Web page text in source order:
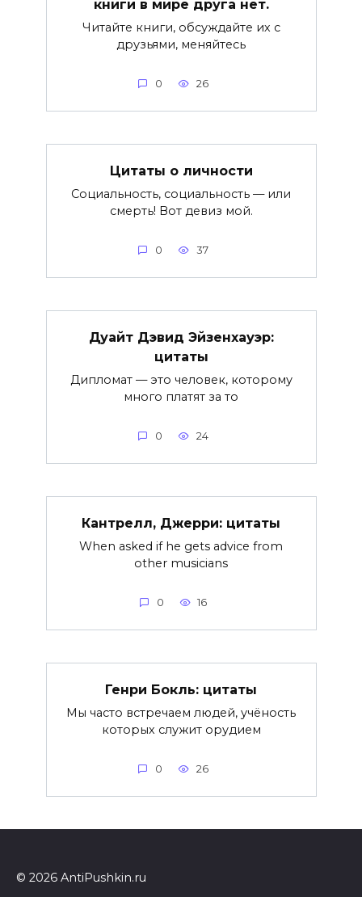
книги в мире друга нет.
Читайте книги, обсуждайте их с
друзьями, меняйтесь
0 26
Цитаты о личности
Социальность, социальность — или
смерть! Вот девиз мой.
0 37
Дуайт Дэвид Эйзенхауэр:
цитаты
Дипломат — это человек, которому
много платят за то
0 24
Кантрелл, Джерри: цитаты
When asked if he gets advice from
other musicians
0 16
Генри Бокль: цитаты
Мы часто встречаем людей, учёность
которых служит орудием
0 26
© 2026 AntiPushkin.ru